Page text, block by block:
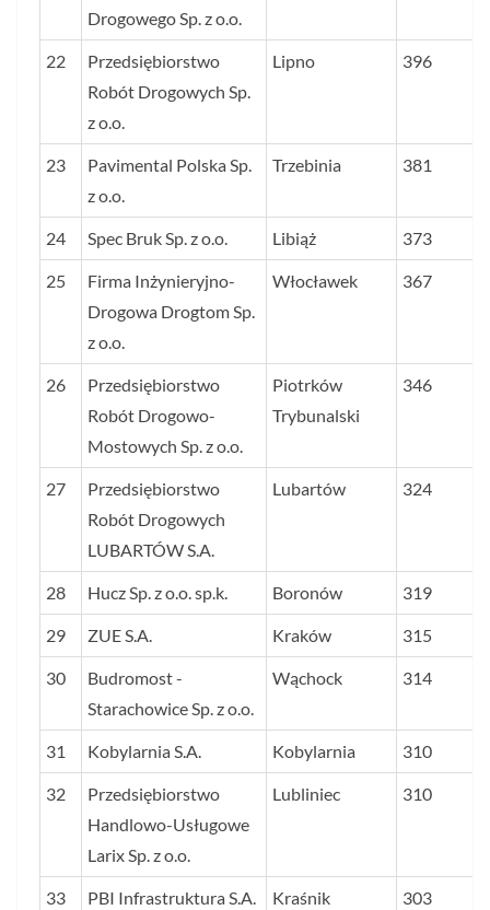
Drogowego Sp. z o.o.
22
Przedsiębiorstwo
Robót Drogowych Sp.
z o.o.
Lipno 396
23
Pavimental Polska Sp.
z o.o.
Trzebinia 381
24 Spec Bruk Sp. z o.o. Libiąż 373
25
Firma Inżynieryjno-
Drogowa Drogtom Sp.
z o.o.
Włocławek 367
26
Przedsiębiorstwo
Robót Drogowo-
Mostowych Sp. z o.o.
Piotrków
Trybunalski
346
27
Przedsiębiorstwo
Robót Drogowych
LUBARTÓW S.A.
Lubartów 324
28 Hucz Sp. z o.o. sp.k. Boronów 319
29 ZUE S.A. Kraków 315
30
Budromost -
Starachowice Sp. z o.o.
Wąchock 314
31 Kobylarnia S.A. Kobylarnia 310
32
Przedsiębiorstwo
Handlowo-Usługowe
Larix Sp. z o.o.
Lubliniec 310
33 PBI Infrastruktura S.A. Kraśnik 303